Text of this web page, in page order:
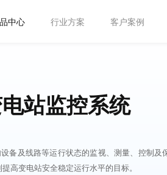
中心 行业方案 客户案例
站监控系统
备及线路等运行状态的监视、测量、控制及
高变电站安全稳定运行水平的目标。